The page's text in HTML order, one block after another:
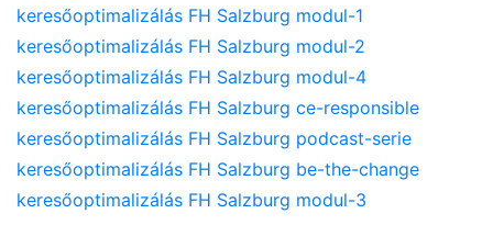
keresőoptimalizálás FH Salzburg modul-1
keresőoptimalizálás FH Salzburg modul-2
keresőoptimalizálás FH Salzburg modul-4
keresőoptimalizálás FH Salzburg ce-responsible
keresőoptimalizálás FH Salzburg podcast-serie
keresőoptimalizálás FH Salzburg be-the-change
keresőoptimalizálás FH Salzburg modul-3